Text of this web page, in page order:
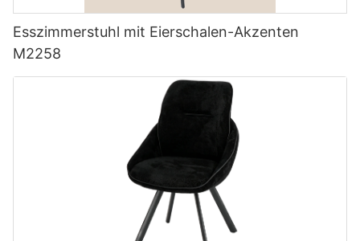
Esszimmerstuhl mit Eierschalen-Akzenten
M2258